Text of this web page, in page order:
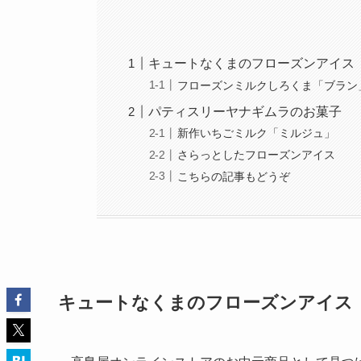
キュートなくまのフローズンアイス
フローズンミルクしろくま「ブラン
パティスリーヤナギムラのお菓子
新作いちごミルク「ミルジュ」
さらっとしたフローズンアイス
こちらの記事もどうぞ
キュートなくまのフローズンアイス